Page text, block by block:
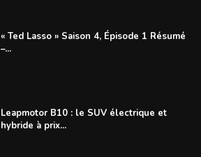
« Ted Lasso » Saison 4, Épisode 1 Résumé
–...
Leapmotor B10 : le SUV électrique et
hybride à prix...